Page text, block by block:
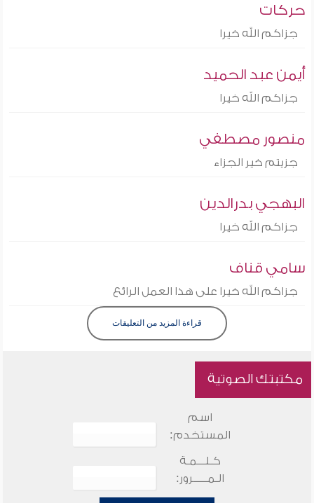
حركات
جزاكم الله خيرا
أيمن عبد الحميد
جزاكم الله خيرا
منصور مصطفي
جزيتم خير الجزاء
البهجي بدرالدين
جزاكم الله خيرا
سامي قناف
جزاكم الله خيرا على هذا العمل الرائع
قراءة المزيد من التعليقات
مكتبتك الصوتية
اسم
المستخدم:
كـلـــمـة
الـمـــــرور: